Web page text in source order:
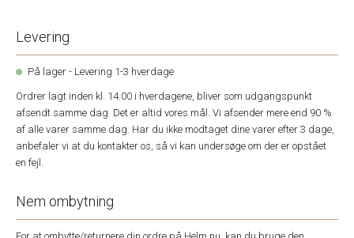
Levering
På lager - Levering 1-3 hverdage
Ordrer lagt inden kl. 14.00 i hverdagene, bliver som udgangspunkt
afsendt samme dag. Det er altid vores mål. Vi afsender mere end 90 %
af alle varer samme dag. Har du ikke modtaget dine varer efter 3 dage,
anbefaler vi at du kontakter os, så vi kan undersøge om der er opstået
en fejl.
Nem ombytning